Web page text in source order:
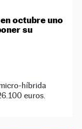
octubre uno
su
híbrida
euros.